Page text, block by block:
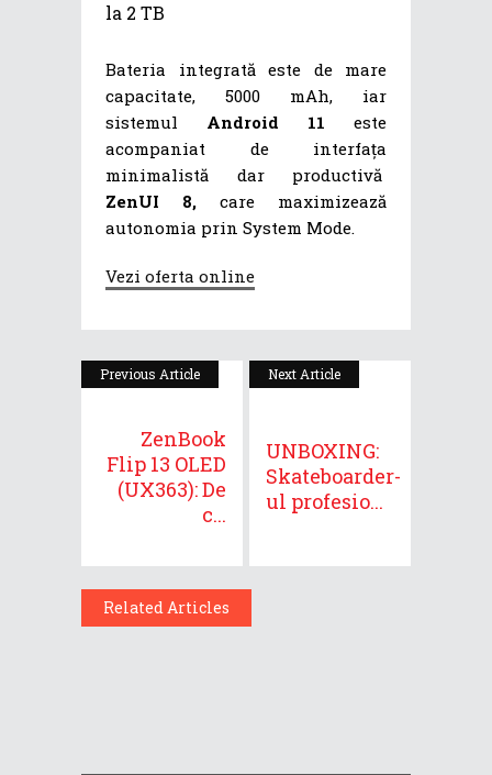
la 2 TB
Bateria integrată este de mare
capacitate, 5000 mAh, iar
sistemul Android 11 este
acompaniat de interfața
minimalistă dar productivă
ZenUI 8, care maximizează
autonomia prin System Mode.
Vezi oferta online
Previous Article
ZenBook
Flip 13 OLED
(UX363): De
c...
Next Article
UNBOXING:
Skateboarder-
ul profesio...
Related Articles